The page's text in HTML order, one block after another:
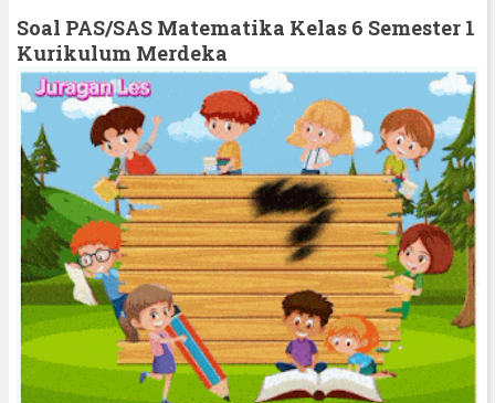
f
o
r
Soal PAS/SAS Matematika Kelas 6 Semester 1
Kurikulum Merdeka